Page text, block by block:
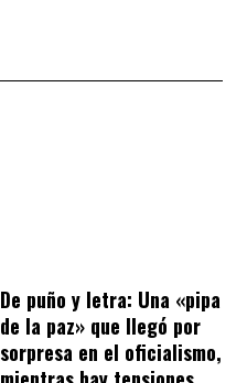
De puño y letra: Una «pipa
de la paz» que llegó por
sorpresa en el oficialismo,